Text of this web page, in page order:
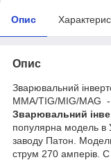
Опис
Опис
Зварювальний
MMA/TIG/MIG/MAG -..
Зварювальний
популярна модель в
заводу Патон.
струм 270 амперів.